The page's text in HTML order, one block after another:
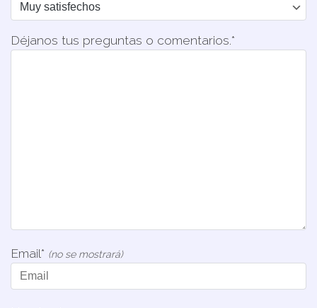
Déjanos tus preguntas o comentarios.*
Email* (no se mostrará)